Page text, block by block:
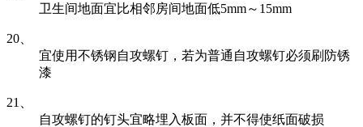
卫生间地面宜比相邻房间地面低5mm～15mm
20、
宜使用不锈钢自攻螺钉，若为普通自攻螺钉必须刷防锈
漆
21、
自攻螺钉的钉头宜略埋入板面，并不得使纸面破损